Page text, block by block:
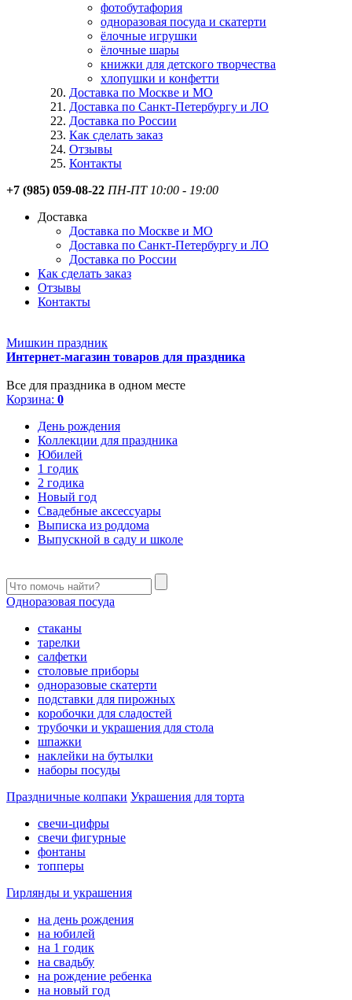
фотобутафория
одноразовая посуда и скатерти
ёлочные игрушки
ёлочные шары
книжки для детского творчества
хлопушки и конфетти
Доставка по Москве и МО
Доставка по Санкт-Петербургу и ЛО
Доставка по России
Как сделать заказ
Отзывы
Контакты
+7 (985) 059-08-22 ПН-ПТ 10:00 - 19:00
Доставка
Доставка по Москве и МО
Доставка по Санкт-Петербургу и ЛО
Доставка по России
Как сделать заказ
Отзывы
Контакты
Мишкин праздник
Интернет-магазин товаров для праздника
Все для праздника в одном месте
Корзина: 0
День рождения
Коллекции для праздника
Юбилей
1 годик
2 годика
Новый год
Свадебные аксессуары
Выписка из роддома
Выпускной в саду и школе
Одноразовая посуда
стаканы
тарелки
салфетки
столовые приборы
одноразовые скатерти
подставки для пирожных
коробочки для сладостей
трубочки и украшения для стола
шпажки
наклейки на бутылки
наборы посуды
Праздничные колпаки Украшения для торта
свечи-цифры
свечи фигурные
фонтаны
топперы
Гирлянды и украшения
на день рождения
на юбилей
на 1 годик
на свадьбу
на рождение ребенка
на новый год